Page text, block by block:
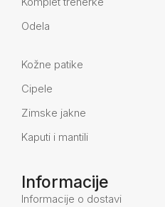
Odela
Kožne patike
Cipele
Zimske jakne
Kaputi i mantili
Informacije
Informacije o dostavi